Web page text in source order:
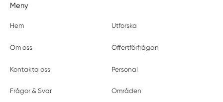
Meny
Hem Utforska
Om oss Offertförfrågan
Kontakta oss Personal
Frågor & Svar Områden